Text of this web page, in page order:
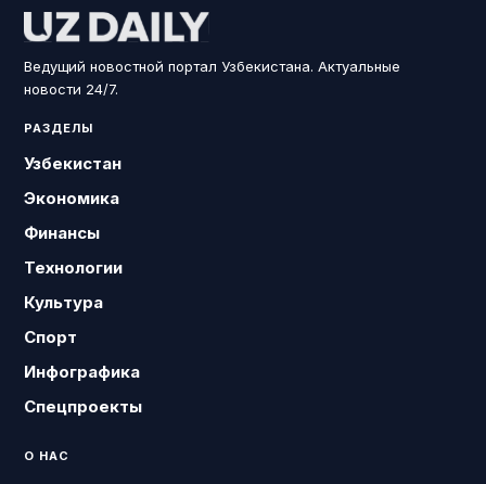
Ведущий новостной портал Узбекистана. Актуальные
новости 24/7.
РАЗДЕЛЫ
Узбекистан
Экономика
Финансы
Технологии
Культура
Спорт
Инфографика
Спецпроекты
О НАС